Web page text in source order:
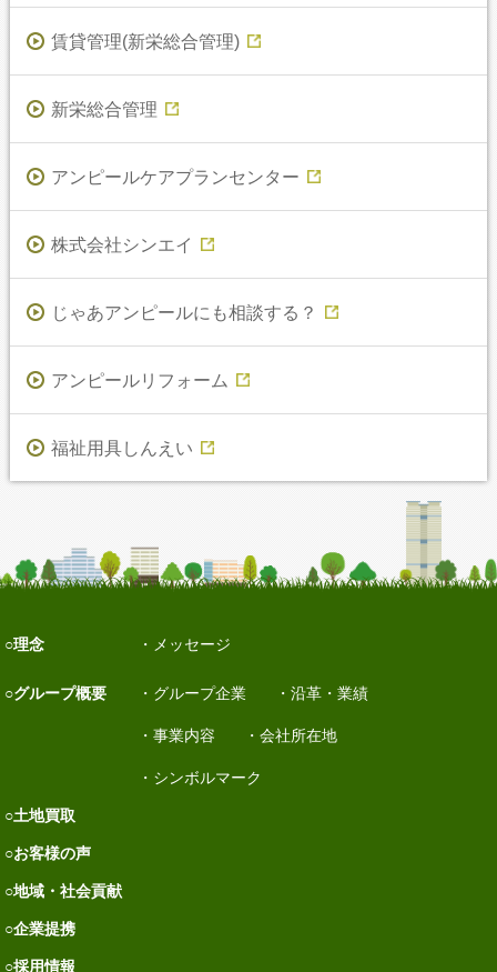
賃貸管理(新栄総合管理)
新栄総合管理
アンピールケアプランセンター
株式会社シンエイ
じゃあアンピールにも相談する？
アンピールリフォーム
福祉用具しんえい
理念 メッセージ
グループ概要 グループ企業 沿革・業績
事業内容 会社所在地
シンボルマーク
土地買取
お客様の声
地域・社会貢献
企業提携
採用情報